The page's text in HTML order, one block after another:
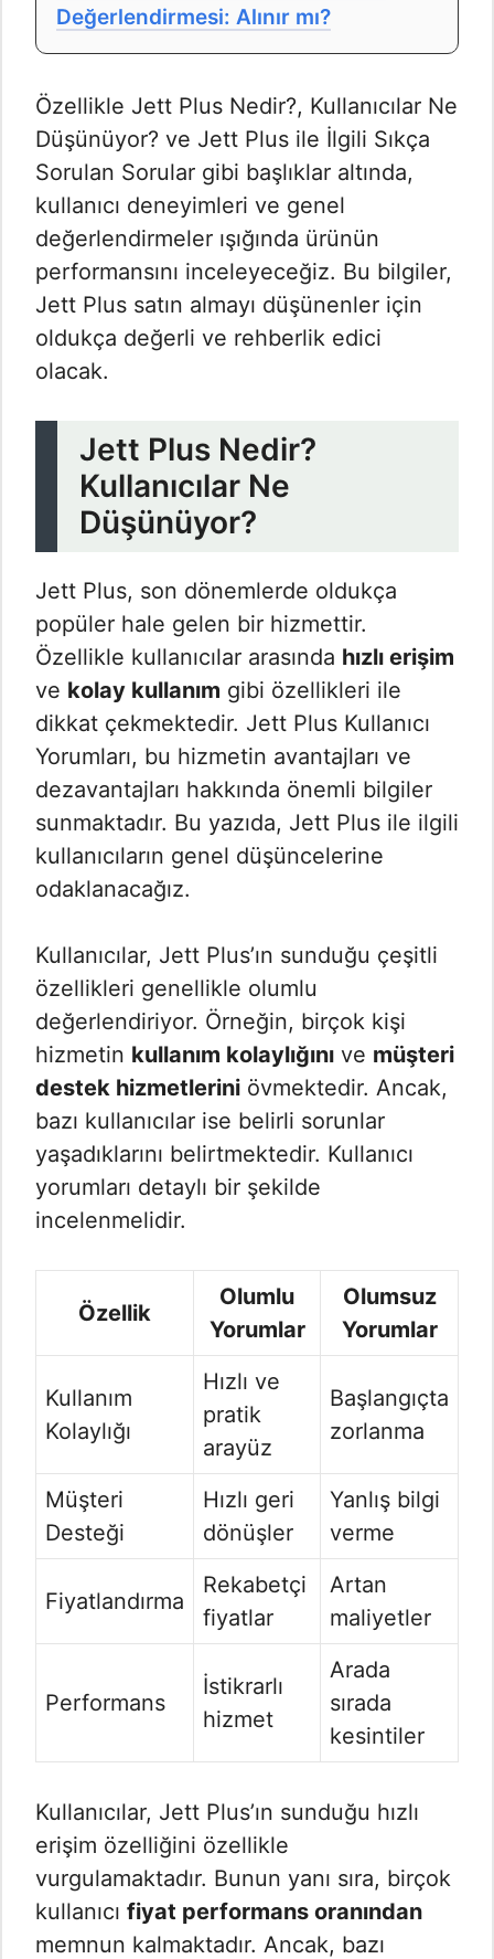
Değerlendirmesi: Alınır mı?
Özellikle Jett Plus Nedir?, Kullanıcılar Ne
Düşünüyor? ve Jett Plus ile İlgili Sıkça
Sorulan Sorular gibi başlıklar altında,
kullanıcı deneyimleri ve genel
değerlendirmeler ışığında ürünün
performansını inceleyeceğiz. Bu bilgiler,
Jett Plus satın almayı düşünenler için
oldukça değerli ve rehberlik edici
olacak.
Jett Plus Nedir?
Kullanıcılar Ne
Düşünüyor?
Jett Plus, son dönemlerde oldukça
popüler hale gelen bir hizmettir.
Özellikle kullanıcılar arasında hızlı erişim
ve kolay kullanım gibi özellikleri ile
dikkat çekmektedir. Jett Plus Kullanıcı
Yorumları​, bu hizmetin avantajları ve
dezavantajları hakkında önemli bilgiler
sunmaktadır. Bu yazıda, Jett Plus ile ilgili
kullanıcıların genel düşüncelerine
odaklanacağız.
Kullanıcılar, Jett Plus’ın sunduğu çeşitli
özellikleri genellikle olumlu
değerlendiriyor. Örneğin, birçok kişi
hizmetin kullanım kolaylığını ve müşteri
destek hizmetlerini övmektedir. Ancak,
bazı kullanıcılar ise belirli sorunlar
yaşadıklarını belirtmektedir. Kullanıcı
yorumları detaylı bir şekilde
incelenmelidir.
Özellik
Olumlu
Yorumlar
Olumsuz
Yorumlar
Kullanım
Kolaylığı
Hızlı ve
pratik
arayüz
Başlangıçta
zorlanma
Müşteri
Desteği
Hızlı geri
dönüşler
Yanlış bilgi
verme
Fiyatlandırma
Rekabetçi
fiyatlar
Artan
maliyetler
Performans
İstikrarlı
hizmet
Arada
sırada
kesintiler
Kullanıcılar, Jett Plus’ın sunduğu hızlı
erişim özelliğini özellikle
vurgulamaktadır. Bunun yanı sıra, birçok
kullanıcı fiyat performans oranından
memnun kalmaktadır. Ancak, bazı